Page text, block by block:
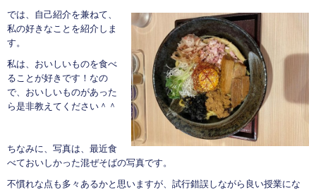
では、自己紹介を兼ねて、
私の好きなことを紹介しま
す。
私は、おいしいものを食べ
ることが好きです！なの
で、おいしいものがあった
ら是非教えてください＾＾
ちなみに、写真は、最近食
べておいしかった混ぜそばの写真です。
不慣れな点も多々あるかと思いますが、試行錯誤しながら良い授業にな